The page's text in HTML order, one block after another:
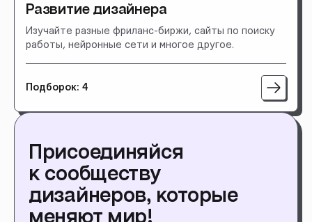
Развитие дизайнера
Изучайте разные фриланс-биржи, сайты по поиску
работы, нейронные сети и многое другое.
Подборок: 4
Присоединяйся
к сообществу
дизайнеров, которые
меняют мир!